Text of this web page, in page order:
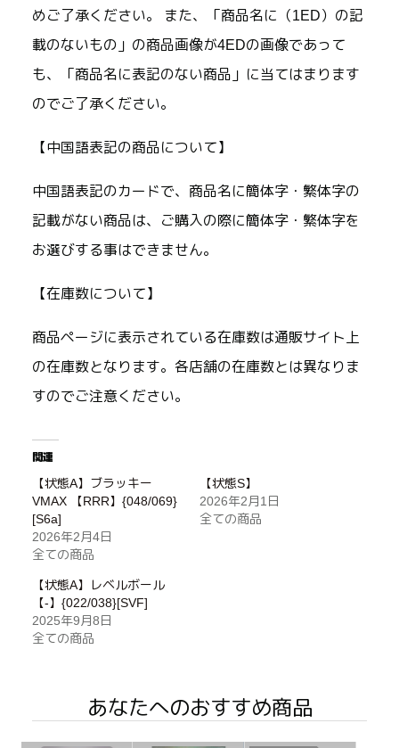
めご了承ください。 また、「商品名に（1ED）の記
載のないもの」の商品画像が4EDの画像であって
も、「商品名に表記のない商品」に当てはまります
のでご了承ください。
【中国語表記の商品について】
中国語表記のカードで、商品名に簡体字・繁体字の
記載がない商品は、ご購入の際に簡体字・繁体字を
お選びする事はできません。
【在庫数について】
商品ページに表示されている在庫数は通販サイト上
の在庫数となります。各店舗の在庫数とは異なりま
すのでご注意ください。
関連
【状態A】ブラッキー
VMAX 【RRR】{048/069}
[S6a]
2026年2月4日
全ての商品
【状態S】
2026年2月1日
全ての商品
【状態A】レベルボール
【-】{022/038}[SVF]
2025年9月8日
全ての商品
あなたへのおすすめ商品